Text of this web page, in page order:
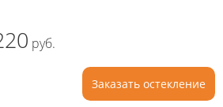
руб.
Заказать остекление